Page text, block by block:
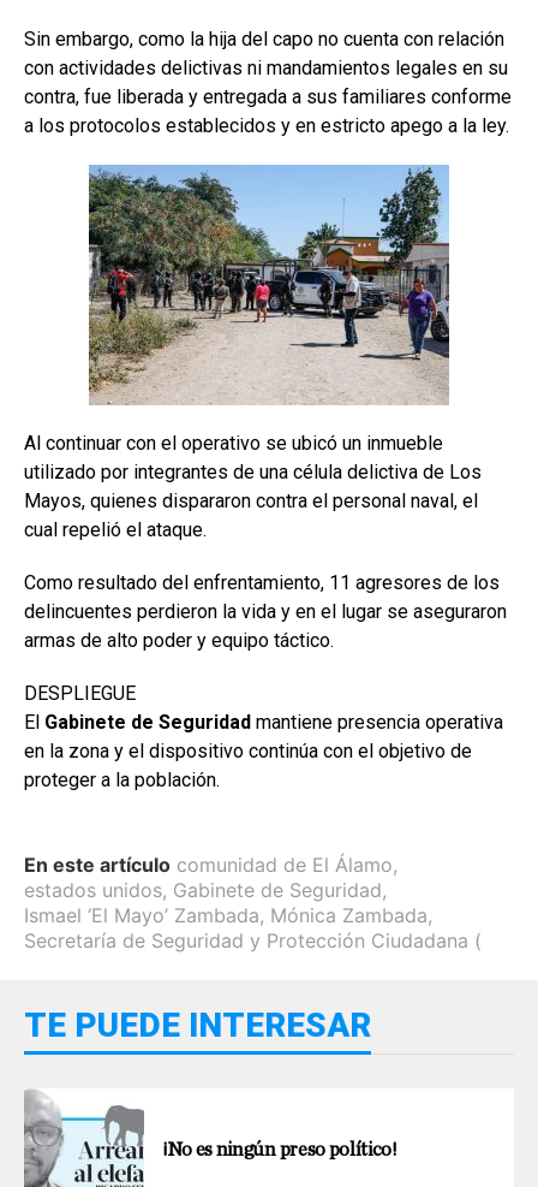
Sin embargo, como la hija del capo no cuenta con relación
con actividades delictivas ni mandamientos legales en su
contra, fue liberada y entregada a sus familiares conforme
a los protocolos establecidos y en estricto apego a la ley.
Al continuar con el operativo se ubicó un inmueble
utilizado por integrantes de una célula delictiva de Los
Mayos, quienes dispararon contra el personal naval, el
cual repelió el ataque.
Como resultado del enfrentamiento, 11 agresores de los
delincuentes perdieron la vida y en el lugar se aseguraron
armas de alto poder y equipo táctico.
DESPLIEGUE
El Gabinete de Seguridad mantiene presencia operativa
en la zona y el dispositivo continúa con el objetivo de
proteger a la población.
En este artículo comunidad de El Álamo,
estados unidos, Gabinete de Seguridad,
Ismael ‘El Mayo’ Zambada, Mónica Zambada,
Secretaría de Seguridad y Protección Ciudadana (
TE PUEDE INTERESAR
¡No es ningún preso político!